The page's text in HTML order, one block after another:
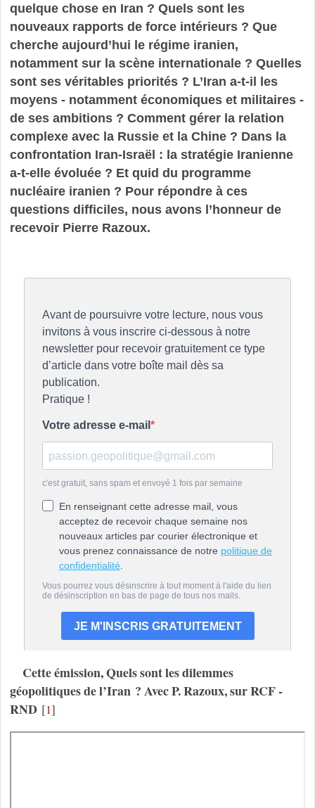
quelque chose en Iran ? Quels sont les
nouveaux rapports de force intérieurs ? Que
cherche aujourd’hui le régime iranien,
notamment sur la scène internationale ? Quelles
sont ses véritables priorités ? L’Iran a-t-il les
moyens - notamment économiques et militaires -
de ses ambitions ? Comment gérer la relation
complexe avec la Russie et la Chine ? Dans la
confrontation Iran-Israël : la stratégie Iranienne
a-t-elle évoluée ? Et quid du programme
nucléaire iranien ? Pour répondre à ces
questions difficiles, nous avons l’honneur de
recevoir Pierre Razoux.
Cette émission, Quels sont les dilemmes
géopolitiques de l’Iran ? Avec P. Razoux, sur RCF -
RND[1]